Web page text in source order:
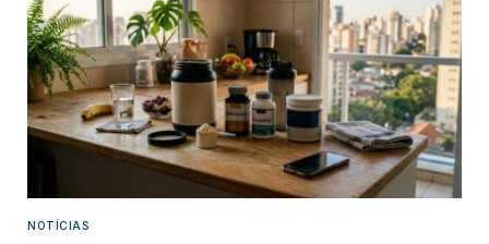
NOTÍCIAS